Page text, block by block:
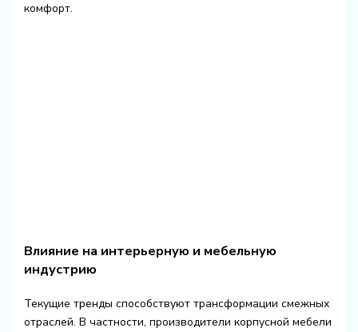
комфорт.
Влияние на интерьерную и мебельную
индустрию
Текущие тренды способствуют трансформации смежных
отраслей. В частности, производители корпусной мебели